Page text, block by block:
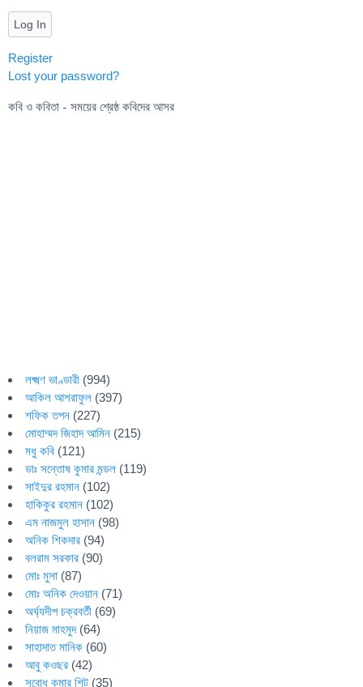
Log In
Register
Lost your password?
কবি ও কবিতা - সময়ের শ্রেষ্ঠ কবিদের আসর
লক্ষ্মণ ভাণ্ডারী (994)
আকিল আশরাফুল (397)
শফিক তপন (227)
মোহাম্মদ জিহাদ আমিন (215)
মধু কবি (121)
ডাঃ সন্তোষ কুমার মন্ডল (119)
সাইদুর রহমান (102)
হাকিকুর রহমান (102)
এম নাজমুল হাসান (98)
অনিক শিকদার (94)
বলরাম সরকার (90)
মোঃ মুসা (87)
মোঃ অনিক দেওয়ান (71)
অর্ঘ্যদীপ চক্রবর্তী (69)
নিয়াজ মাহমুদ(64)
সাহাদাত মানিক (60)
আবু কওছর (42)
সুবোধ কুমার শিট (35)